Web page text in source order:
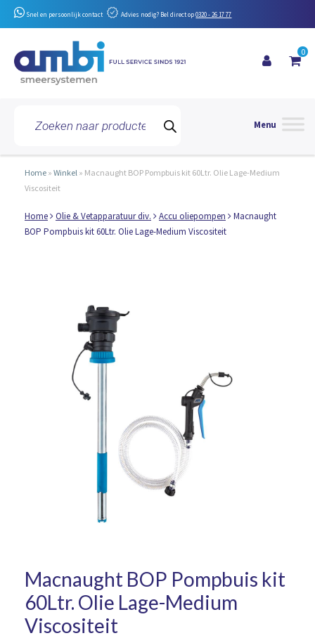
Snel en persoonlijk contact Advies nodig? Bel direct op0320 - 26 17 77
zoeken
0
Home » Winkel » Macnaught BOP Pompbuis kit 60Ltr. Olie Lage-Medium
Viscositeit
Home Olie & Vetapparatuur div. Accu oliepompen
Macnaught
BOP Pompbuis kit 60Ltr. Olie Lage-Medium Viscositeit
Macnaught BOP Pompbuis kit
60Ltr. Olie Lage-Medium
Viscositeit